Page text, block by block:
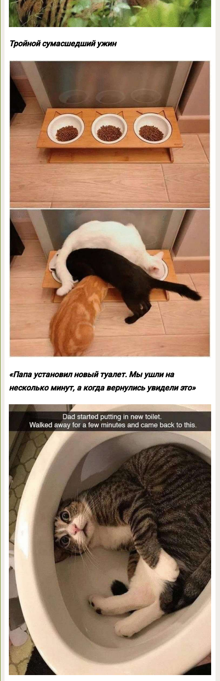
Тройной сумасшедший ужин
«Папа установил новый туалет. Мы ушли на
несколько минут, а когда вернулись увидели это»